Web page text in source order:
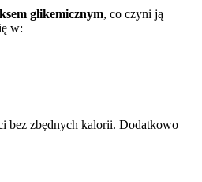
glikemicznym, co czyni ją
w:
bez zbędnych kalorii. Dodatkowo